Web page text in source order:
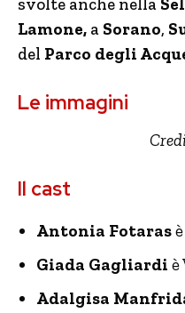
Lamone, a Sorano,
del Parco degli
Le immagini
Il cast
Antonia Fotaras
Giada Gagliardi è
Adalgisa